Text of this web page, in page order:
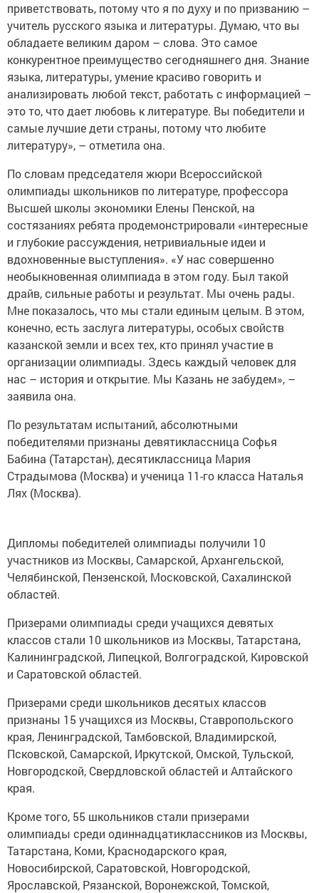
приветствовать, потому что я по духу и по призванию –
учитель русского языка и литературы. Думаю, что вы
обладаете великим даром – слова. Это самое
конкурентное преимущество сегодняшнего дня. Знание
языка, литературы, умение красиво говорить и
анализировать любой текст, работать с информацией –
это то, что дает любовь к литературе. Вы победители и
самые лучшие дети страны, потому что любите
литературу», – отметила она.
По словам председателя жюри Всероссийской
олимпиады школьников по литературе, профессора
Высшей школы экономики Елены Пенской, на
состязаниях ребята продемонстрировали «интересные
и глубокие рассуждения, нетривиальные идеи и
вдохновенные выступления». «У нас совершенно
необыкновенная олимпиада в этом году. Был такой
драйв, сильные работы и результат. Мы очень рады.
Мне показалось, что мы стали единым целым. В этом,
конечно, есть заслуга литературы, особых свойств
казанской земли и всех тех, кто принял участие в
организации олимпиады. Здесь каждый человек для
нас – история и открытие. Мы Казань не забудем», –
заявила она.
По результатам испытаний, абсолютными
победителями признаны девятиклассница Софья
Бабина (Татарстан), десятиклассница Мария
Страдымова (Москва) и ученица 11-го класса Наталья
Лях (Москва).
Дипломы победителей олимпиады получили 10
участников из Москвы, Самарской, Архангельской,
Челябинской, Пензенской, Московской, Сахалинской
областей.
Призерами олимпиады среди учащихся девятых
классов стали 10 школьников из Москвы, Татарстана,
Калининградской, Липецкой, Волгоградской, Кировской
и Саратовской областей.
Призерами среди школьников десятых классов
признаны 15 учащихся из Москвы, Ставропольского
края, Ленинградской, Тамбовской, Владимирской,
Псковской, Самарской, Иркутской, Омской, Тульской,
Новгородской, Свердловской областей и Алтайского
края.
Кроме того, 55 школьников стали призерами
олимпиады среди одиннадцатиклассников из Москвы,
Татарстана, Коми, Краснодарского края,
Новосибирской, Саратовской, Новгородской,
Ярославской, Рязанской, Воронежской, Томской,